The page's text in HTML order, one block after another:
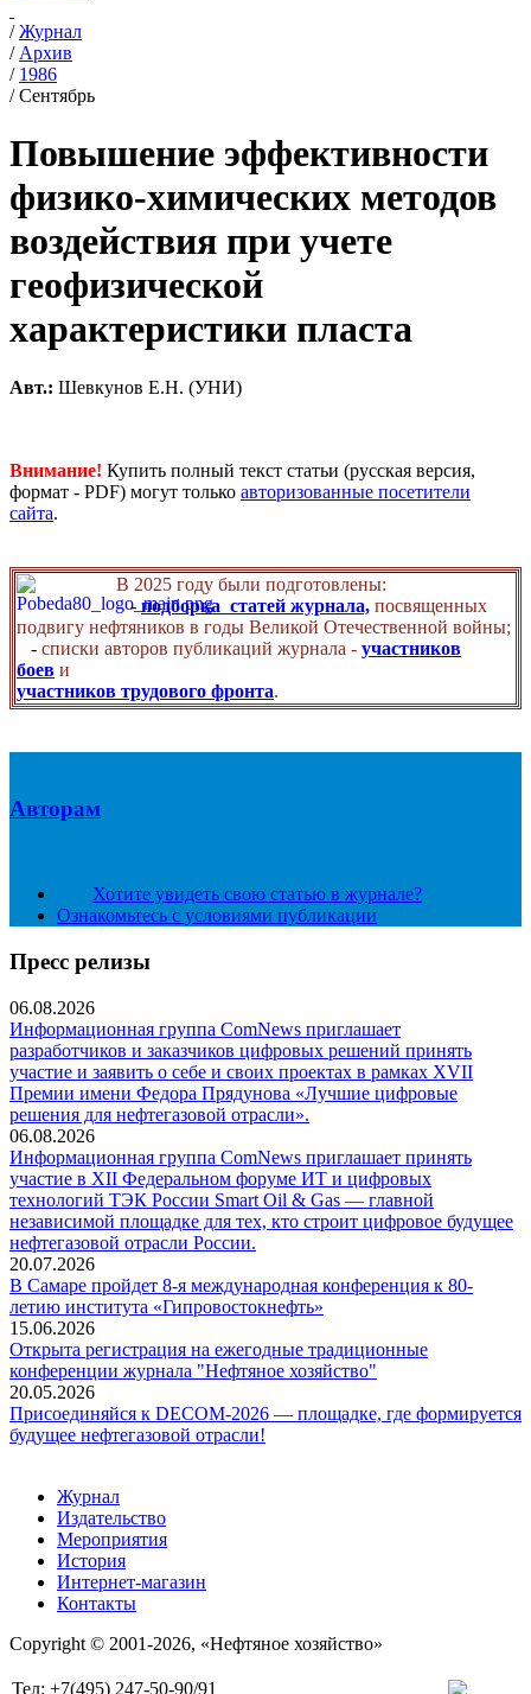
/Журнал
/ Архив
/ 1986
/Сентябрь
Повышение эффективности
физико-химических методов
воздействия при учете
геофизической
характеристики пласта
Авт.: Шевкунов Е.Н. (УНИ)
Внимание! Купить полный текст статьи (русская версия,
формат - PDF) могут только авторизованные посетители
сайта.
В 2025 году были подготовлены:
- подборка статей журнала, посвященных
подвигу нефтяников в годы Великой Отечественной войны;
- списки авторов публикаций журнала - участников
боев и
участников трудового фронта.
Авторам
Хотите увидеть свою статью в журнале?
Ознакомьтесь с условиями публикации
Пресс релизы
06.08.2026
Информационная группа ComNews приглашает
разработчиков и заказчиков цифровых решений принять
участие и заявить о себе и своих проектах в рамках XVII
Премии имени Федора Прядунова «Лучшие цифровые
решения для нефтегазовой отрасли».
06.08.2026
Информационная группа ComNews приглашает принять
участие в XII Федеральном форуме ИТ и цифровых
технологий ТЭК России Smart Oil & Gas — главной
независимой площадке для тех, кто строит цифровое будущее
нефтегазовой отрасли России.
20.07.2026
В Самаре пройдет 8-я международная конференция к 80-
летию института «Гипровостокнефть»
15.06.2026
Открыта регистрация на ежегодные традиционные
конференции журнала "Нефтяное хозяйство"
20.05.2026
Присоединяйся к DECOM-2026 — площадке, где формируется
будущее нефтегазовой отрасли!
Журнал
Издательство
Мероприятия
История
Интернет-магазин
Контакты
Copyright © 2001-2026, «Нефтяное хозяйство»
Тел: +7(495) 247-50-90/91